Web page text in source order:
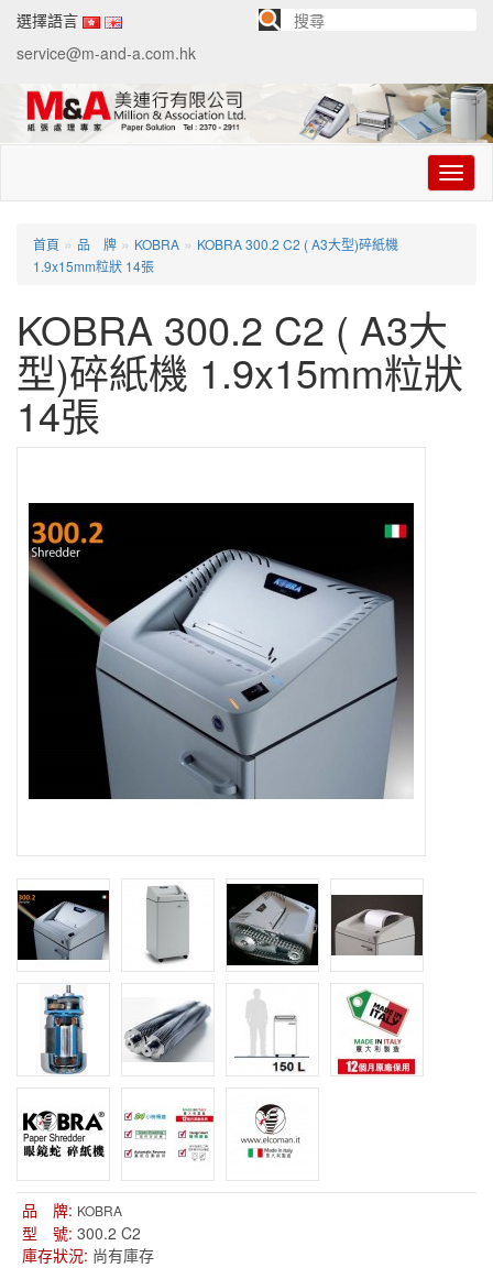
選擇語言
service@m-and-a.com.hk
切
换
首頁 » 品 牌 » KOBRA » KOBRA 300.2 C2 ( A3大型)碎紙機
1.9x15mm粒狀 14張
KOBRA 300.2 C2 ( A3大
型)碎紙機 1.9x15mm粒狀
14張
品 牌: KOBRA
型 號: 300.2 C2
庫存狀況: 尚有庫存